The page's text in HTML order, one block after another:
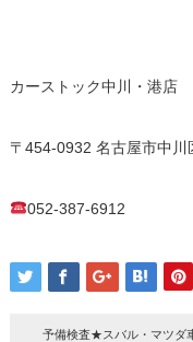
カーストック中川・港店
〒454-0932 名古屋市中川
052-387-6912
予備検査★スバル・マツ